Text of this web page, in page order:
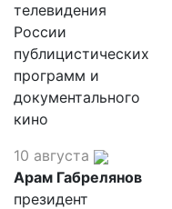
телевидения
России
публицистических
программ и
документального
кино
10 августа
Арам Габрелянов
президент